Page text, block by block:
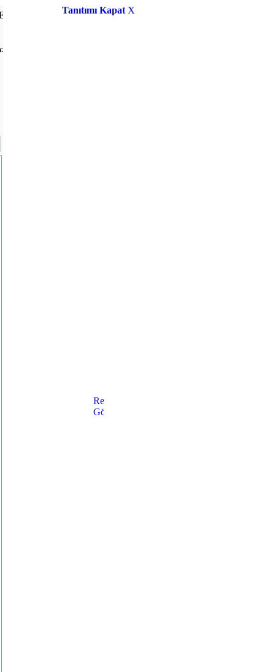
Tanıtımı Kapat X